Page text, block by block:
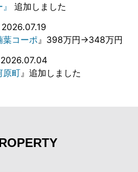
追加しました
2026.07.19
葉コーポ』398万円→348万円
2026.07.04
原町』追加しました